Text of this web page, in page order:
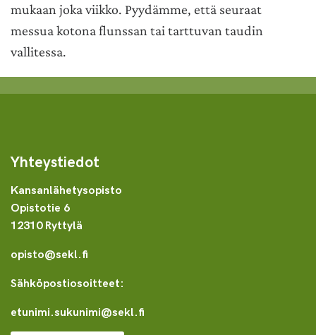
mukaan joka viikko. Pyydämme, että seuraat
messua kotona flunssan tai tarttuvan taudin
vallitessa.
Yhteystiedot
Kansanlähetysopisto
Opistotie 6
12310 Ryttylä
opisto@sekl.fi
Sähköpostiosoitteet:
etunimi.sukunimi@sekl.fi